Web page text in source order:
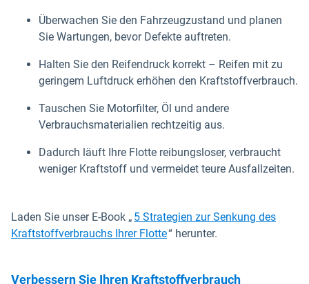
Überwachen Sie den Fahrzeugzustand und planen
Sie Wartungen, bevor Defekte auftreten.
Halten Sie den Reifendruck korrekt – Reifen mit zu
geringem Luftdruck erhöhen den Kraftstoffverbrauch.
Tauschen Sie Motorfilter, Öl und andere
Verbrauchsmaterialien rechtzeitig aus.
Dadurch läuft Ihre Flotte reibungsloser, verbraucht
weniger Kraftstoff und vermeidet teure Ausfallzeiten.
Laden Sie unser E-Book „ 5 Strategien zur Senkung des
Kraftstoffverbrauchs Ihrer Flotte“ herunter.
Verbessern Sie Ihren Kraftstoffverbrauch